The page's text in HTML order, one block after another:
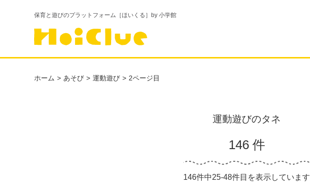
保育と遊びのプラットフォーム［ほいくる］by 小学館
ホーム あそび 運動遊び 2ページ目
運動遊びのタネ
146 件
146件中25-48件目を表示しています